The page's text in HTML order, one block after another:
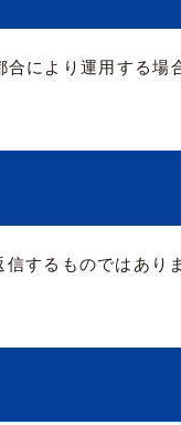
により運用する場
するものではあり